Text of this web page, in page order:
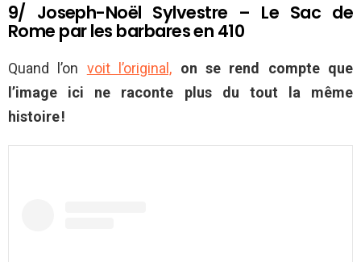
9/ Joseph-Noël Sylvestre – Le Sac de
Rome par les barbares en 410
Quand l’on voit l’original, on se rend compte que
l’image ici ne raconte plus du tout la même
histoire !